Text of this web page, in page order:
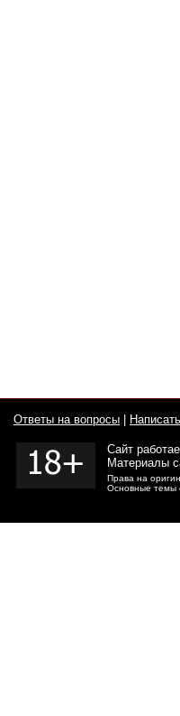
Ответы на вопросы
Сайт
Материалы
Права на
Основные темы